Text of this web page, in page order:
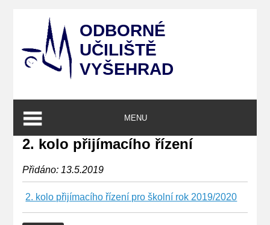
ODBORNÉ
UČILIŠTĚ
VYŠEHRAD
MENU
2. kolo přijímacího řízení
Přidáno: 13.5.2019
2. kolo přijímacího řízení pro školní rok 2019/2020